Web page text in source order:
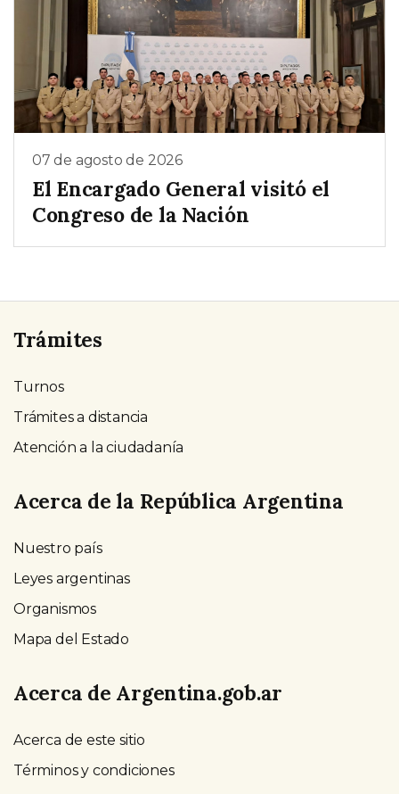
07 de agosto de 2026
El Encargado General visitó el
Congreso de la Nación
Trámites
Turnos
Trámites a distancia
Atención a la ciudadanía
Acerca de la República Argentina
Nuestro país
Leyes argentinas
Organismos
Mapa del Estado
Acerca de Argentina.gob.ar
Acerca de este sitio
Términos y condiciones